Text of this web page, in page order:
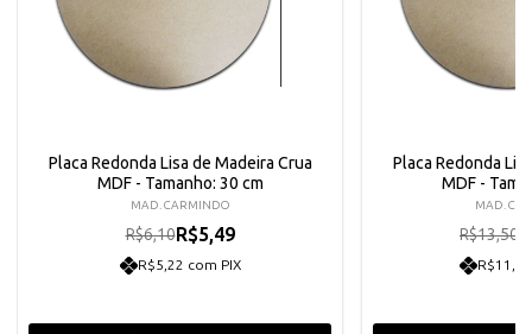
Placa Redonda Lisa de Madeira Crua
MDF - Tamanho: 30 cm
MAD. CARMINDO
R$6,10R$5,49
R$5,22 com PIX
Placa Redonda
MDF -
MAD.
R$13,50